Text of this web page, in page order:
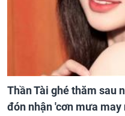
Thần Tài ghé thăm sau
đón nhận 'cơn mưa